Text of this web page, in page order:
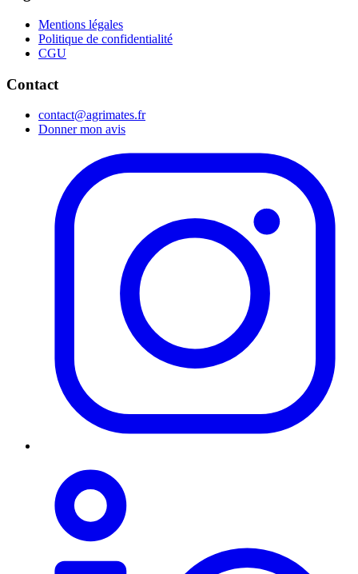
Mentions légales
Politique de confidentialité
CGU
Contact
contact@agrimates.fr
Donner mon avis